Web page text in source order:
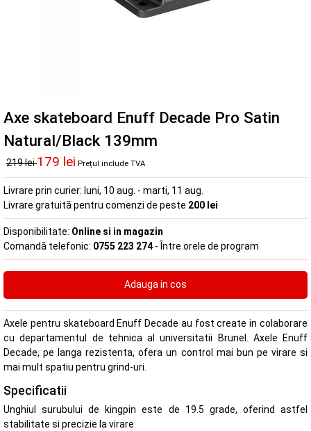
Axe skateboard Enuff Decade Pro Satin
Natural/Black 139mm
219 lei179 lei Prețul include TVA
Livrare prin curier: luni, 10 aug. - marti, 11 aug.
Livrare gratuită pentru comenzi de peste 200 lei
Disponibilitate: Online si in magazin
Comandă telefonic: 0755 223 274 - Între orele de program
Axele pentru skateboard Enuff Decade au fost create in colaborare
cu departamentul de tehnica al universitatii Brunel. Axele Enuff
Decade, pe langa rezistenta, ofera un control mai bun pe virare si
mai mult spatiu pentru grind-uri.
Specificatii
Unghiul surubului de kingpin este de 19.5 grade, oferind astfel
stabilitate si precizie la virare